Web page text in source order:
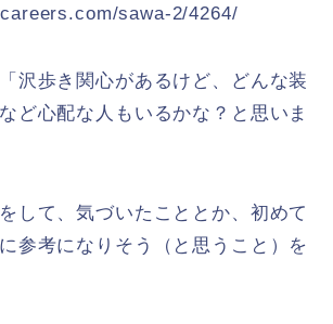
sawa-2/4264/
沢歩き関心があるけど、どんな装
ど心配な人もいるかな？と思いま
して、気づいたこととか、初めて
参考になりそう（と思うこと）を